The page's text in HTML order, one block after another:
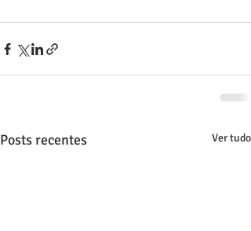
Posts recentes Ver tudo